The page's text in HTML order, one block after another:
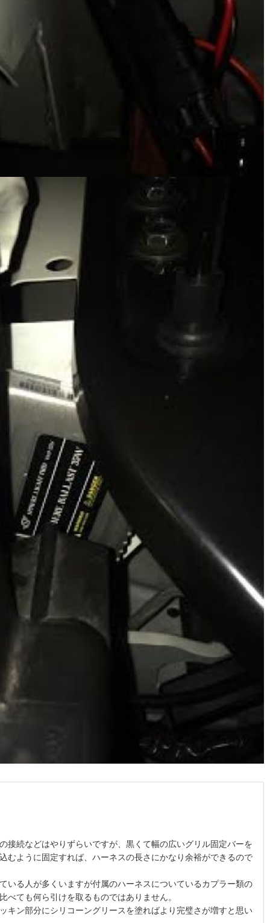
接続などはやりずらいですが、黒くて幅の広いグリル固定バーを
むように固定すれば、ハーネスの長さにかなり余裕ができるので
いる人が多くいますが付属のハーネスについているカプラー類の
ても何ら引けを取るものではありません。
キン部分にシリコーングリースを塗ればより完璧さが増すと思い